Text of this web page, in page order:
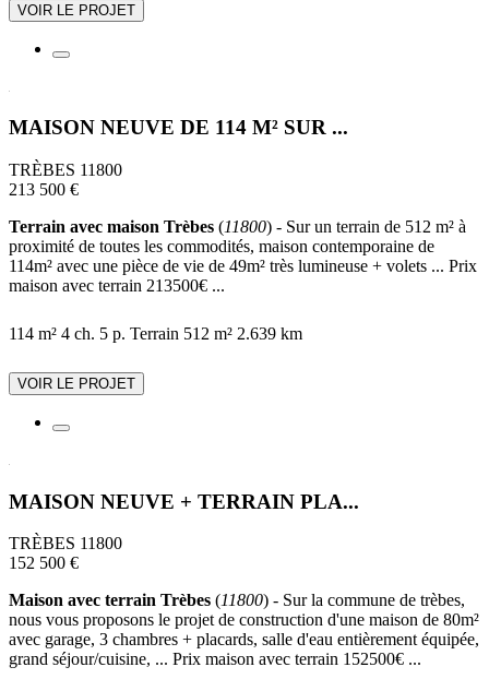
VOIR LE PROJET
MAISON NEUVE DE 114 M² SUR ...
TRÈBES 11800
213 500 €
Terrain avec maison Trèbes (11800) - Sur un terrain de 512 m² à
proximité de toutes les commodités, maison contemporaine de
114m² avec une pièce de vie de 49m² très lumineuse + volets ... Prix
maison avec terrain 213500€ ...
114 m² 4 ch. 5 p. Terrain 512 m² 2.639 km
VOIR LE PROJET
MAISON NEUVE + TERRAIN PLA...
TRÈBES 11800
152 500 €
Maison avec terrain Trèbes (11800) - Sur la commune de trèbes,
nous vous proposons le projet de construction d'une maison de 80m²
avec garage, 3 chambres + placards, salle d'eau entièrement équipée,
grand séjour/cuisine, ... Prix maison avec terrain 152500€ ...